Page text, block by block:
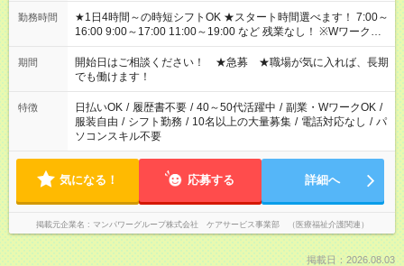
勤務時間
★1日4時間～の時短シフトOK ★スタート時間選べます！ 7:00～
16:00 9:00～17:00 11:00～19:00 など 残業なし！ ※Wワークの
場合、他のお仕事と合わせ週40時間超の就業はご案内できませ
ん ※法令に基づき、週20時間以上勤務は社会保険への加入対象
となります ※労働者派遣法（日雇い派遣の原則禁止）により、
短時間・短期間の就業はご案内が難しい場合があります
期間
開始日はご相談ください！ ★急募 ★職場が気に入れば、長期
でも働けます！
特徴 日払いOK / 履歴書不要 / 40～50代活躍中 / 副業・WワークOK /
服装自由 / シフト勤務 / 10名以上の大量募集 / 電話対応なし / パ
ソコンスキル不要
気になる！ 応募する 詳細へ
掲載元企業名 マンパワーグループ株式会社 ケアサービス事業部 （医療福祉介護関連）
掲載日：2026.08.03